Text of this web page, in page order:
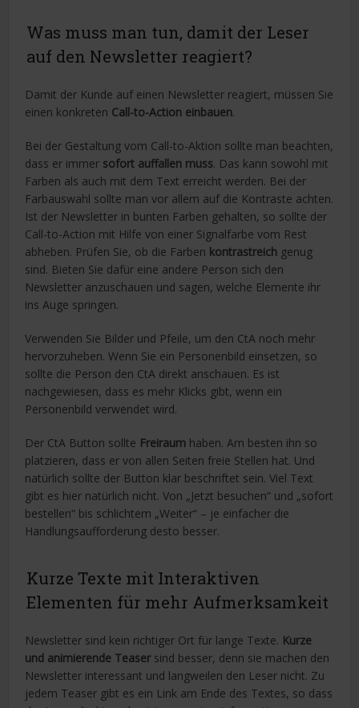
Was muss man tun, damit der Leser
auf den Newsletter reagiert?
Damit der Kunde auf einen Newsletter reagiert, müssen Sie
einen konkreten Call-to-Action einbauen.
Bei der Gestaltung vom Call-to-Aktion sollte man beachten,
dass er immer sofort auffallen muss. Das kann sowohl mit
Farben als auch mit dem Text erreicht werden. Bei der
Farbauswahl sollte man vor allem auf die Kontraste achten.
Ist der Newsletter in bunten Farben gehalten, so sollte der
Call-to-Action mit Hilfe von einer Signalfarbe vom Rest
abheben. Prüfen Sie, ob die Farben kontrastreich genug
sind. Bieten Sie dafür eine andere Person sich den
Newsletter anzuschauen und sagen, welche Elemente ihr
ins Auge springen.
Verwenden Sie Bilder und Pfeile, um den CtA noch mehr
hervorzuheben. Wenn Sie ein Personenbild einsetzen, so
sollte die Person den CtA direkt anschauen. Es ist
nachgewiesen, dass es mehr Klicks gibt, wenn ein
Personenbild verwendet wird.
Der CtA Button sollte Freiraum haben. Am besten ihn so
platzieren, dass er von allen Seiten freie Stellen hat. Und
natürlich sollte der Button klar beschriftet sein. Viel Text
gibt es hier natürlich nicht. Von „Jetzt besuchen“ und „sofort
bestellen“ bis schlichtem „Weiter“ – je einfacher die
Handlungsaufforderung desto besser.
Kurze Texte mit Interaktiven
Elementen für mehr Aufmerksamkeit
Newsletter sind kein richtiger Ort für lange Texte. Kurze
und animierende Teasersind besser, denn sie machen den
Newsletter interessant und langweilen den Leser nicht. Zu
jedem Teaser gibt es ein Link am Ende des Textes, so dass